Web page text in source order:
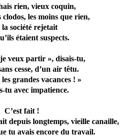
rien, vieux coquin,
les moins que rien,
la société rejetait
étaient suspects.
veux partir », disais-tu,
cesse, d’un air têtu.
grandes vacances ! »
tu avec impatience.
C’est fait !
depuis longtemps, vieille canaille,
tu avais encore du travail.